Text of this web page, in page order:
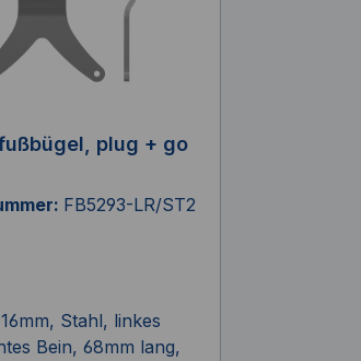
plug + go
FB5293-LR/ST2
Stahl, linkes
Bein, 68mm lang,